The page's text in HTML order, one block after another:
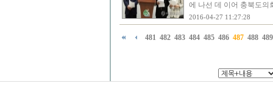
에 나선 데 이어 충북도
2016-04-27 11:27:28
481 482 483 484 485 486 487 488 489